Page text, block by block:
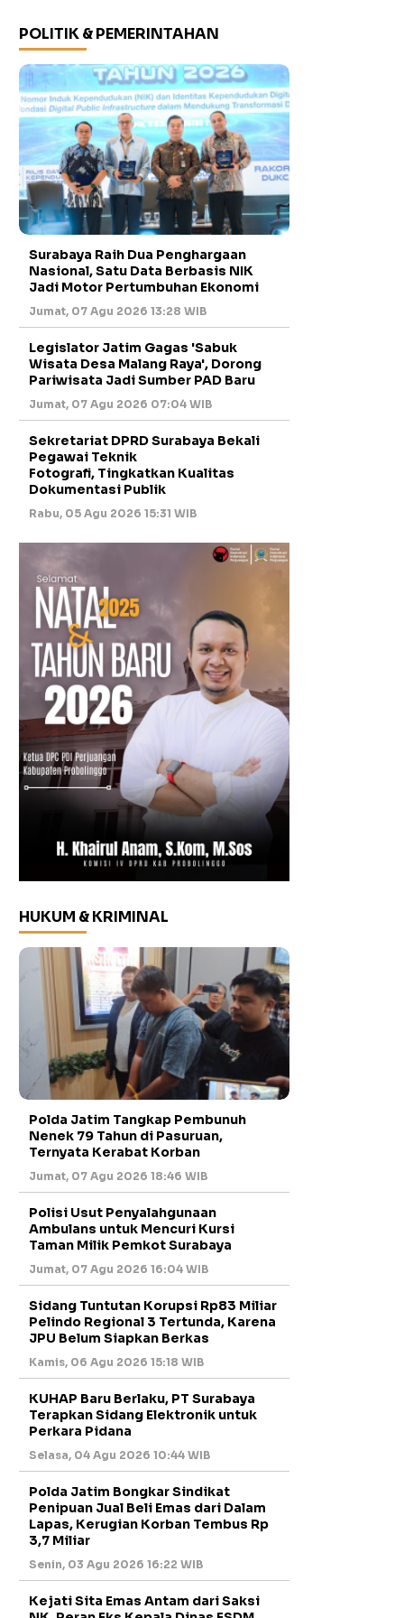
POLITIK & PEMERINTAHAN
Surabaya Raih Dua Penghargaan
Nasional, Satu Data Berbasis NIK
Jadi Motor Pertumbuhan Ekonomi
Jumat, 07 Agu 2026 13:28 WIB
Legislator Jatim Gagas 'Sabuk
Wisata Desa Malang Raya', Dorong
Pariwisata Jadi Sumber PAD Baru
Jumat, 07 Agu 2026 07:04 WIB
Sekretariat DPRD Surabaya Bekali
Pegawai Teknik
Fotografi, Tingkatkan Kualitas
Dokumentasi Publik
Rabu, 05 Agu 2026 15:31 WIB
HUKUM & KRIMINAL
Polda Jatim Tangkap Pembunuh
Nenek 79 Tahun di Pasuruan,
Ternyata Kerabat Korban
Jumat, 07 Agu 2026 18:46 WIB
Polisi Usut Penyalahgunaan
Ambulans untuk Mencuri Kursi
Taman Milik Pemkot Surabaya
Jumat, 07 Agu 2026 16:04 WIB
Sidang Tuntutan Korupsi Rp83 Miliar
Pelindo Regional 3 Tertunda, Karena
JPU Belum Siapkan Berkas
Kamis, 06 Agu 2026 15:18 WIB
KUHAP Baru Berlaku, PT Surabaya
Terapkan Sidang Elektronik untuk
Perkara Pidana
Selasa, 04 Agu 2026 10:44 WIB
Polda Jatim Bongkar Sindikat
Penipuan Jual Beli Emas dari Dalam
Lapas, Kerugian Korban Tembus Rp
3,7 Miliar
Senin, 03 Agu 2026 16:22 WIB
Kejati Sita Emas Antam dari Saksi